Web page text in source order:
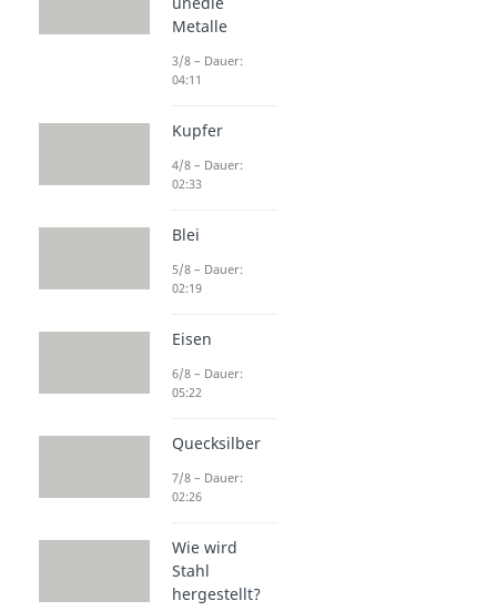
Metalle
3/8 – Dauer:
04:11
Kupfer
4/8 – Dauer:
02:33
Blei
5/8 – Dauer:
02:19
Eisen
6/8 – Dauer:
05:22
Quecksilber
7/8 – Dauer:
02:26
Wie wird
Stahl
hergestellt?